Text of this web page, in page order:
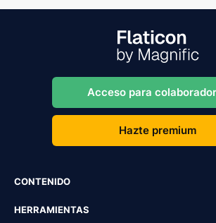
Acceso para
Hazte premium
CONTENIDO
HERRAMIENTAS